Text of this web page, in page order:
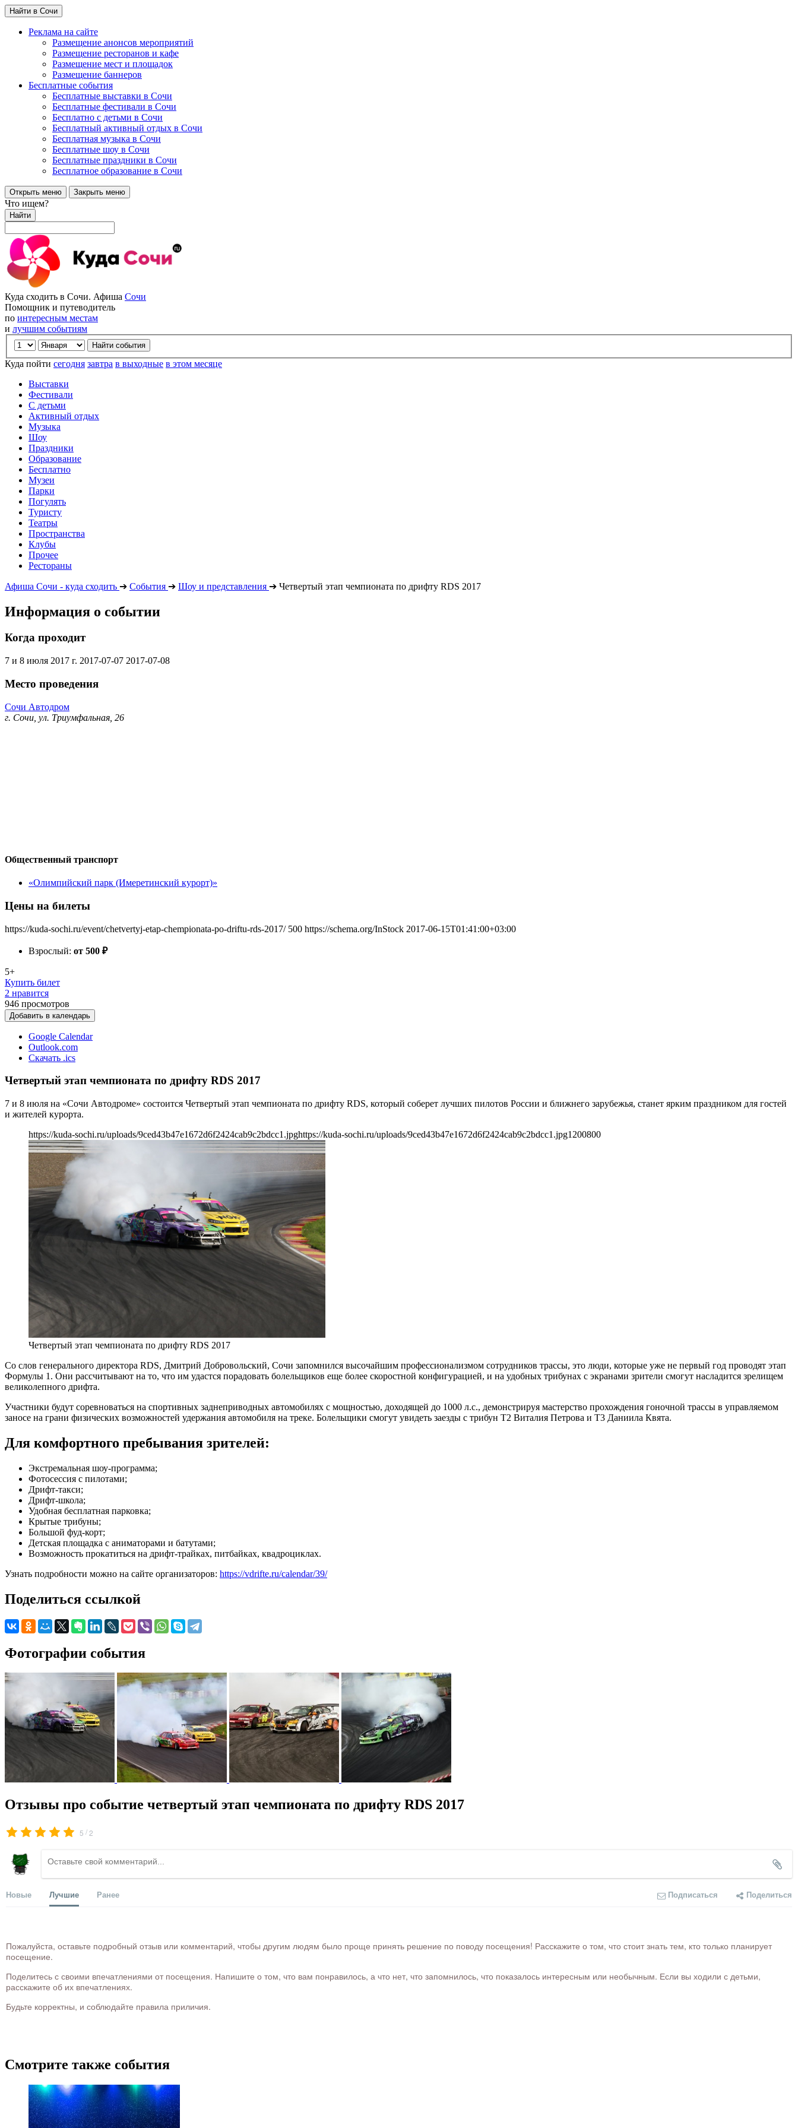
Найти в Сочи
Реклама на сайте
Размещение анонсов мероприятий
Размещение ресторанов и кафе
Размещение мест и площадок
Размещение баннеров
Бесплатные события
Бесплатные выставки в Сочи
Бесплатные фестивали в Сочи
Бесплатно с детьми в Сочи
Бесплатный активный отдых в Сочи
Бесплатная музыка в Сочи
Бесплатные шоу в Сочи
Бесплатные праздники в Сочи
Бесплатное образование в Сочи
Открыть меню Закрыть меню
Что ищем?
Найти
Куда сходить в Сочи. Афиша Сочи
Помощник и путеводитель
по интересным местам
и лучшим событиям
Куда пойти сегодня завтра в выходные в этом месяце
Выставки
Фестивали
С детьми
Активный отдых
Музыка
Шоу
Праздники
Образование
Бесплатно
Музеи
Парки
Погулять
Туристу
Театры
Пространства
Клубы
Прочее
Рестораны
Афиша Сочи - куда сходить ➔ События ➔ Шоу и представления ➔ Четвертый этап чемпионата по дрифту RDS 2017
Информация о событии
Когда проходит
7 и 8 июля 2017 г. 2017-07-07 2017-07-08
Место проведения
Сочи Автодром
г​. Сочи, ул​. Триумфальная, 26
Общественный транспорт
«Олимпийский парк (Имеретинский курорт)»
Цены на билеты
https://kuda-sochi.ru/event/chetvertyj-etap-chempionata-po-driftu-rds-2017/ 500 https://schema.org/InStock 2017-06-15T01:41:00+03:00
Взрослый: от 500 ₽
5+
Купить билет
2 нравится
946 просмотров
Добавить в календарь
Google Calendar
Outlook.com
Скачать .ics
Четвертый этап чемпионата по дрифту RDS 2017
7 и 8 июля на «Сочи Автодроме» состоится Четвертый этап чемпионата по дрифту RDS, который соберет лучших пилотов России и ближнего зарубежья, станет ярким праздником для гостей
и жителей курорта.
https://kuda-sochi.ru/uploads/9ced43b47e1672d6f2424cab9c2bdcc1.jpghttps://kuda-sochi.ru/uploads/9ced43b47e1672d6f2424cab9c2bdcc1.jpg1200800
Четвертый этап чемпионата по дрифту RDS 2017
Со слов генерального директора RDS, Дмитрий Добровольский, Сочи запомнился высочайшим профессионализмом сотрудников трассы, это люди, которые уже не первый год проводят этап
Формулы 1. Они рассчитывают на то, что им удастся порадовать болельщиков еще более скоростной конфигурацией, и на удобных трибунах с экранами зрители смогут насладится зрелищем
великолепного дрифта.
Участники будут соревноваться на спортивных заднеприводных автомобилях с мощностью, доходящей до 1000 л.с., демонстрируя мастерство прохождения гоночной трассы в управляемом
заносе на грани физических возможностей удержания автомобиля на треке. Болельщики смогут увидеть заезды с трибун Т2 Виталия Петрова и Т3 Даниила Квята.
Для комфортного пребывания зрителей:
Экстремальная шоу-программа;
Фотосессия с пилотами;
Дрифт-такси;
Дрифт-школа;
Удобная бесплатная парковка;
Крытые трибуны;
Большой фуд-корт;
Детская площадка с аниматорами и батутами;
Возможность прокатиться на дрифт-трайках, питбайках, квадроциклах.
Узнать подробности можно на сайте организаторов: https://vdrifte.ru/calendar/39/
Поделиться ссылкой
Фотографии события
Отзывы про событие четвертый этап чемпионата по дрифту RDS 2017
5 /2
Новые Лучшие Ранее Подписаться Поделиться
Пожалуйста, оставьте подробный отзыв или комментарий, чтобы другим людям было проще принять решение по поводу посещения! Расскажите о том, что стоит знать тем, кто только планирует
посещение.
Поделитесь с своими впечатлениями от посещения. Напишите о том, что вам понравилось, а что нет, что запомнилось, что показалось интересным или необычным. Если вы ходили с детьми,
расскажите об их впечатлениях.
Будьте корректны, и соблюдайте правила приличия.
Смотрите также события